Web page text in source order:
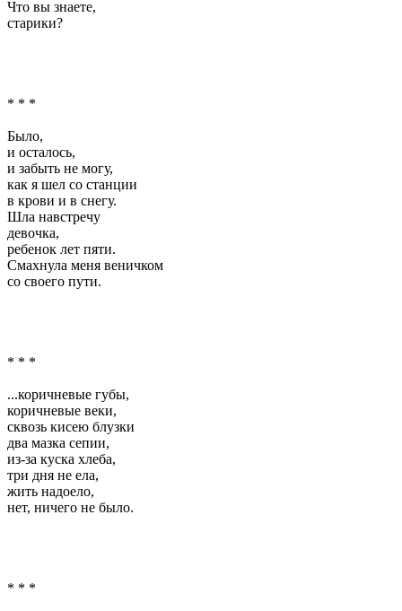
Что вы знаете,
старики?
* * *
Было,
и осталось,
и забыть не могу,
как я шел со станции
в крови и в снегу.
Шла навстречу
девочка,
ребенок лет пяти.
Смахнула меня веничком
со своего пути.
* * *
...коричневые губы,
коричневые веки,
сквозь кисею блузки
два мазка сепии,
из-за куска хлеба,
три дня не ела,
жить надоело,
нет, ничего не было.
* * *